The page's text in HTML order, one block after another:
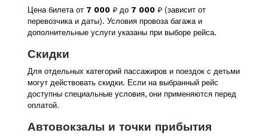
Цена билета от 7 000 ₽ до 7 000 ₽ (зависит от
перевозчика и даты). Условия провоза багажа и
дополнительные услуги указаны при выборе рейса.
Скидки
Для отдельных категорий пассажиров и поездок с детьми
могут действовать скидки. Если на выбранный рейс
доступны специальные условия, они применяются перед
оплатой.
Автовокзалы и точки прибытия